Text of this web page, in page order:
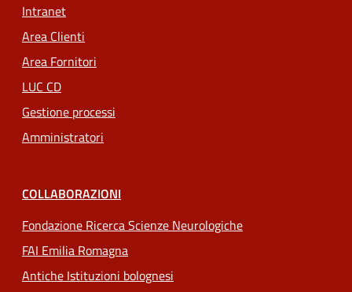
Intranet
Area Clienti
Area Fornitori
LUC CD
Gestione processi
Amministratori
COLLABORAZIONI
Fondazione Ricerca Scienze Neurologiche
FAI Emilia Romagna
Antiche Istituzioni bolognesi